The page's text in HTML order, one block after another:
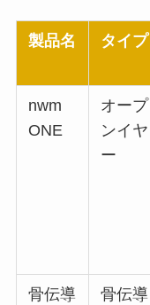
製品名 タイプ
nwm
ONE
オープ
ンイヤ
ー
骨伝導
骨伝導